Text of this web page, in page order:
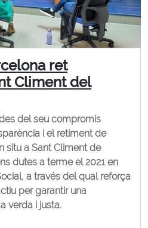
ret
Climent del
del seu compromís
i el retiment de
situ a Sant Climent de
dutes a terme el 2021 en
a través del qual reforça
per garantir una
verda i justa.